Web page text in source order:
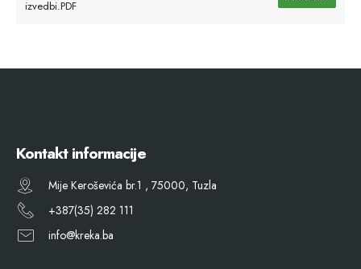
izvedbi.PDF
Kontakt informacije
Mije Keroševića br.1 , 75000, Tuzla
+387(35) 282 111
info@kreka.ba